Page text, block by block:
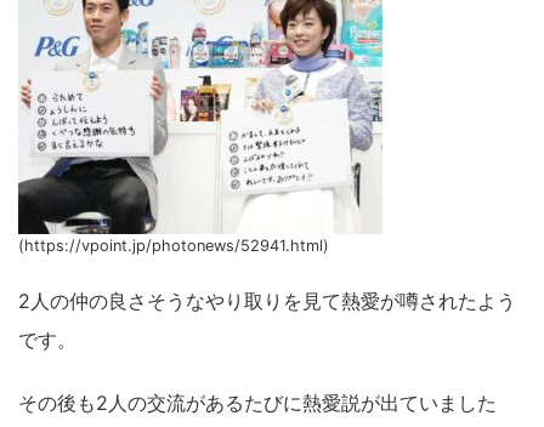
(https://vpoint.jp/photonews/52941.html)
2人の仲の良さそうなやり取りを見て熱愛が噂されたよう
です。
その後も2人の交流があるたびに熱愛説が出ていました